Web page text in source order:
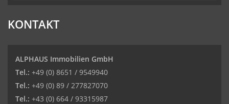
KONTAKT
ALPHAUS Immobilien GmbH
Tel.: +49 (0) 8651 / 9549940
Tel.: +49 (0) 89 / 277827070
Tel.: +43 (0) 664 / 93315987